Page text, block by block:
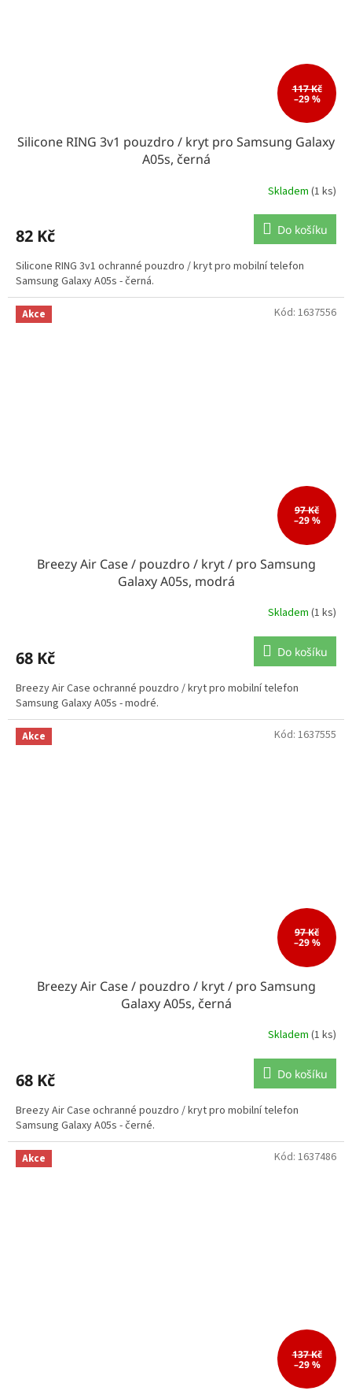
117 Kč
–29 %
Silicone RING 3v1 pouzdro / kryt pro Samsung Galaxy
A05s, černá
Skladem (1 ks)
82 Kč Do košíku
Silicone RING 3v1 ochranné pouzdro / kryt pro mobilní telefon
Samsung Galaxy A05s - černá.
Akce
97 Kč
–29 %
Breezy Air Case / pouzdro / kryt / pro Samsung
Galaxy A05s, modrá
Skladem (1 ks)
68 Kč Do košíku
Breezy Air Case ochranné pouzdro / kryt pro mobilní telefon
Samsung Galaxy A05s - modré.
Kód: 1637556
Akce
97 Kč
–29 %
Breezy Air Case / pouzdro / kryt / pro Samsung
Galaxy A05s, černá
Skladem (1 ks)
68 Kč Do košíku
Breezy Air Case ochranné pouzdro / kryt pro mobilní telefon
Samsung Galaxy A05s - černé.
Kód: 1637555
Akce
137 Kč
–29 %
Kód: 1637486